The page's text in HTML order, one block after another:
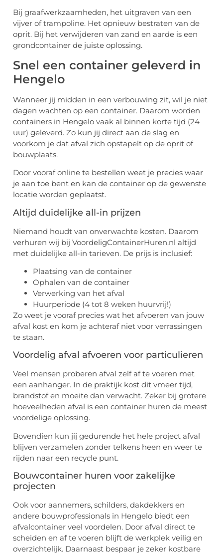
Bij graafwerkzaamheden, het uitgraven van een
vijver of trampoline. Het opnieuw bestraten van de
oprit. Bij het verwijderen van zand en aarde is een
grondcontainer de juiste oplossing.
Snel een container geleverd in
Hengelo
Wanneer jij midden in een verbouwing zit, wil je niet
dagen wachten op een container. Daarom worden
containers in Hengelo vaak al binnen korte tijd (24
uur) geleverd. Zo kun jij direct aan de slag en
voorkom je dat afval zich opstapelt op de oprit of
bouwplaats.
Door vooraf online te bestellen weet je precies waar
je aan toe bent en kan de container op de gewenste
locatie worden geplaatst.
Altijd duidelijke all-in prijzen
Niemand houdt van onverwachte kosten. Daarom
verhuren wij bij VoordeligContainerHuren.nl altijd
met duidelijke all-in tarieven. De prijs is inclusief:
Plaatsing van de container
Ophalen van de container
Verwerking van het afval
Huurperiode (4 tot 8 weken huurvrij!)
Zo weet je vooraf precies wat het afvoeren van jouw
afval kost en kom je achteraf niet voor verrassingen
te staan.
Voordelig afval afvoeren voor particulieren
Veel mensen proberen afval zelf af te voeren met
een aanhanger. In de praktijk kost dit vmeer tijd,
brandstof en moeite dan verwacht. Zeker bij grotere
hoeveelheden afval is een container huren de meest
voordelige oplossing.
Bovendien kun jij gedurende het hele project afval
blijven verzamelen zonder telkens heen en weer te
rijden naar een recycle punt.
Bouwcontainer huren voor zakelijke
projecten
Ook voor aannemers, schilders, dakdekkers en
andere bouwprofessionals in Hengelo biedt een
afvalcontainer veel voordelen. Door afval direct te
scheiden en af te voeren blijft de werkplek veilig en
overzichtelijk. Daarnaast bespaar je zeker kostbare